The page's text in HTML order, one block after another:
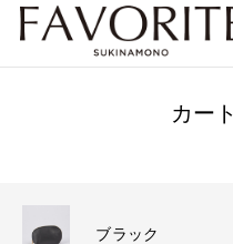
カー
ブラック